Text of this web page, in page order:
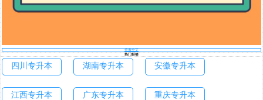
查看全文
热门标签
四川专升本 湖南专升本 安徽专升本
江西专升本 广东专升本 重庆专升本